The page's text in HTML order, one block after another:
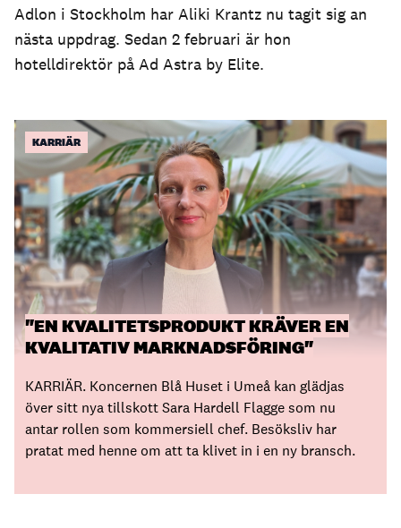
KARRIÄR
"EN KVALITETSPRODUKT KRÄVER EN
KVALITATIV MARKNADSFÖRING"
KARRIÄR. Koncernen Blå Huset i Umeå kan glädjas
över sitt nya tillskott Sara Hardell Flagge som nu
antar rollen som kommersiell chef. Besöksliv har
pratat med henne om att ta klivet in i en ny bransch.
Adlon i Stockholm har Aliki Krantz nu tagit sig an
nästa uppdrag. Sedan 2 februari är hon
hotelldirektör på Ad Astra by Elite.